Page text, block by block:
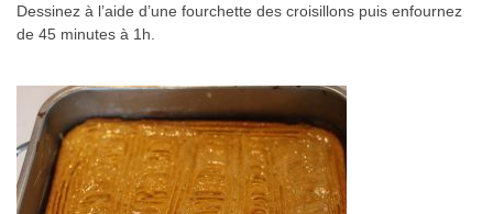
Dessinez à l’aide d’une fourchette des croisillons puis enfournez
de 45 minutes à 1h.